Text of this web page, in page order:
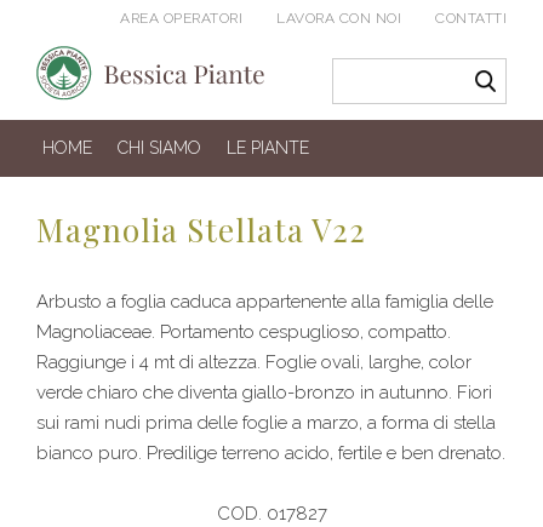
AREA OPERATORI LAVORA CON NOI CONTATTI
HOME CHI SIAMO LE PIANTE
Magnolia Stellata V22
Arbusto a foglia caduca appartenente alla famiglia delle
Magnoliaceae. Portamento cespuglioso, compatto.
Raggiunge i 4 mt di altezza. Foglie ovali, larghe, color
verde chiaro che diventa giallo-bronzo in autunno. Fiori
sui rami nudi prima delle foglie a marzo, a forma di stella
bianco puro. Predilige terreno acido, fertile e ben drenato.
COD. 017827